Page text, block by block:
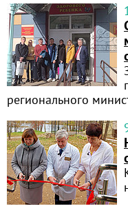
регионального